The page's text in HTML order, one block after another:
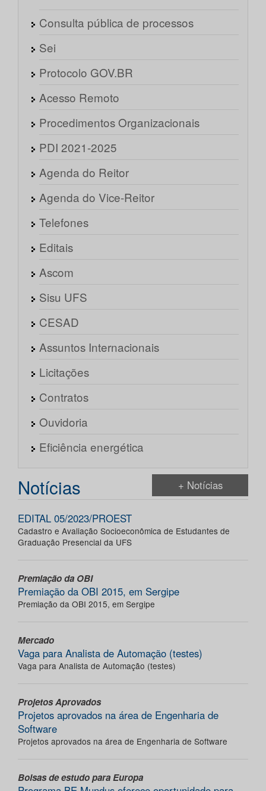
Consulta pública de processos
Sei
Protocolo GOV.BR
Acesso Remoto
Procedimentos Organizacionais
PDI 2021-2025
Agenda do Reitor
Agenda do Vice-Reitor
Telefones
Editais
Ascom
Sisu UFS
CESAD
Assuntos Internacionais
Licitações
Contratos
Ouvidoria
Eficiência energética
Notícias + Notícias
EDITAL 05/2023/PROEST
Cadastro e Avaliação Socioeconômica de Estudantes de
Graduação Presencial da UFS
Premiação da OBI
Premiação da OBI 2015, em Sergipe
Premiação da OBI 2015, em Sergipe
Mercado
Vaga para Analista de Automação (testes)
Vaga para Analista de Automação (testes)
Projetos Aprovados
Projetos aprovados na área de Engenharia de
Software
Projetos aprovados na área de Engenharia de Software
Bolsas de estudo para Europa